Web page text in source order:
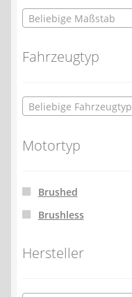
Beliebige Maßstab
Fahrzeugtyp
Beliebige Fahrzeugtyp
Motortyp
Brushed
Brushless
Hersteller